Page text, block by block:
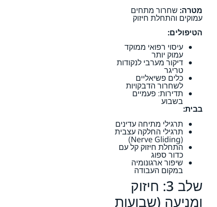
מטרה: שחרור מתחים
עמוקים והתחלת חיזוק
הטיפולים:
עיסוי רפואי ממוקד
עמוק יותר
דיקור מערבי לנקודות
טריגר
כלים פשיאליים
לשחרור הדבקויות
תדירות: פעמיים
בשבוע
בבית:
תרגילי מתיחה עדינים
תרגילי החלקה עצבית
(Nerve Gliding)
התחלת חיזוק קל עם
כדור ספוג
שיפור ארגונומיה
במקום העבודה
שלב 3: חיזוק
ומניעה (שבועות